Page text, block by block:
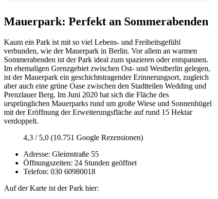
Mauerpark: Perfekt an Sommerabenden
Kaum ein Park ist mit so viel Lebens- und Freiheitsgefühl
verbunden, wie der Mauerpark in Berlin. Vor allem an warmen
Sommerabenden ist der Park ideal zum spazieren oder entspannen.
Im ehemaligen Grenzgebiet zwischen Ost- und Westberlin gelegen,
ist der Mauerpark ein geschichtstragender Erinnerungsort, zugleich
aber auch eine grüne Oase zwischen den Stadtteilen Wedding und
Prenzlauer Berg. Im Juni 2020 hat sich die Fläche des
ursprünglichen Mauerparks rund um große Wiese und Sonnenhügel
mit der Eröffnung der Erweiterungsfläche auf rund 15 Hektar
verdoppelt.
4,3 / 5,0 (10.751 Google Rezensionen)
Adresse: Gleimstraße 55
Öffnungszeiten: 24 Stunden geöffnet
Telefon: 030 60980018
Auf der Karte ist der Park hier: